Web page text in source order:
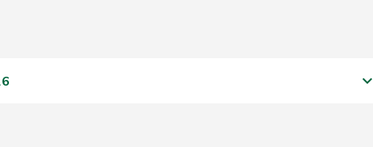
keyboard_arrow_down